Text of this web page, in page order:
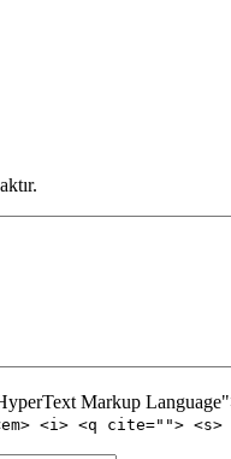
Markup
<i> <q cite="">